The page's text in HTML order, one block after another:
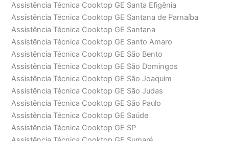
Assistência Técnica Cooktop GE Santa Efigênia
Assistência Técnica Cooktop GE Santana de Parnaíba
Assistência Técnica Cooktop GE Santana
Assistência Técnica Cooktop GE Santo Amaro
Assistência Técnica Cooktop GE São Bento
Assistência Técnica Cooktop GE São Domingos
Assistência Técnica Cooktop GE São Joaquim
Assistência Técnica Cooktop GE São Judas
Assistência Técnica Cooktop GE São Paulo
Assistência Técnica Cooktop GE Saúde
Assistência Técnica Cooktop GE SP